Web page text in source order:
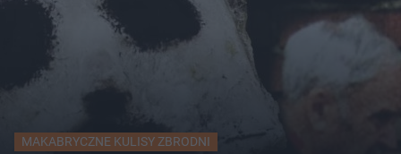
MAKABRYCZNE KULISY ZBRODNI